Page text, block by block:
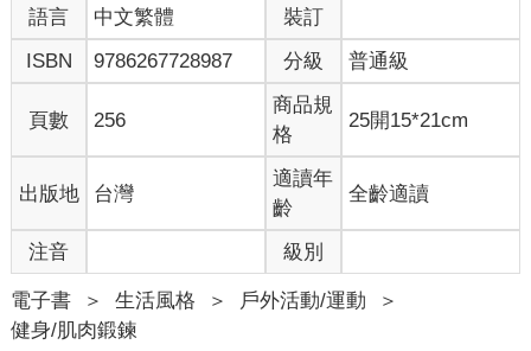
們堅持做的運動可能沒什麼價值。《英國運動醫學期刊》（The
British Journal of Sports Medicine）明確指出： 「……大眾被一
個無益的訊息給淹沒了重點，對於透過計算熱量來維持『健康體
重』，許多人仍然誤以為肥胖完全是由於缺乏運動所致。這種錯
誤的觀念源於食品產業的廣大公關宣傳機器，它運用了令人不寒
而慄的策略，此策略與大型菸草業者相似。自從第一次有人公布
吸菸與肺癌之間的相關性以來，菸草業成功拖延了政府干預長達
50年之久。菸草業阻撓的手法，是採取『企業交戰手冊』中的否
認、製造疑慮和混淆大眾的手段來實現。 「2013年可口可樂公司
在廣告宣傳上耗費了33億美元，推廣的訊息是「所有的熱量都重
要」，並將他們的產品與運動相連結，暗示你只要有運動，就可
以安心享用他們的飲料。然而科學告訴我們這是個誤導且錯誤的
觀念。關鍵之處在於熱量的來源。糖分的熱量會促進脂肪儲存和
語言 中文繁體
裝訂
ISBN
9786267728987 分級 普通級
頁數 256
商品規
格
25開15*21cm
出版地 台灣
適讀年
齡
全齡適讀
注音 級別
電子書 ＞ 生活風格 ＞ 戶外活動/運動
＞
健身/肌肉鍛鍊